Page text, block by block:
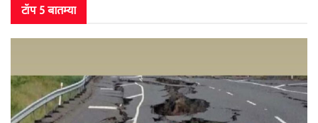
टॉप 5 बातम्या